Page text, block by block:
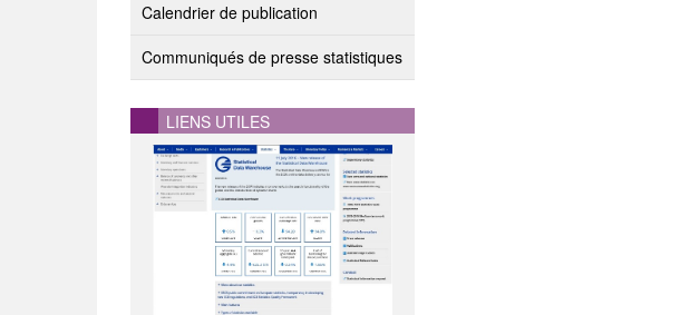
Calendrier de publication
Communiqués de presse statistiques
LIENS UTILES